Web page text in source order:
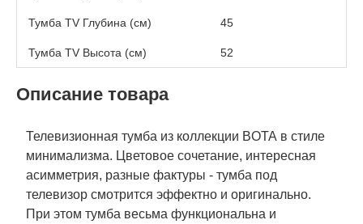
Тумба TV Глубина (см) 45
Тумба TV Высота (см) 52
Описание товара
Телевизионная тумба из коллекции BOTA в стиле
минимализма. Цветовое сочетание, интересная
асимметрия, разные фактуры - тумба под
телевизор смотрится эффектно и оригинально.
При этом тумба весьма функциональна и